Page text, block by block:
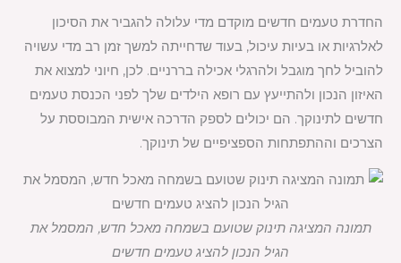
החדרת טעמים חדשים מוקדם מדי עלולה להגביר את הסיכון
לאלרגיות או בעיות עיכול, בעוד שדחייתה למשך זמן רב מדי עשויה
להוביל לחך מוגבל ולהרגלי אכילה בררניים. לכן, חיוני למצוא את
האיזון הנכון ולהתייעץ עם רופא הילדים שלך לפני הכנסת טעמים
חדשים לתינוקך. הם יכולים לספק הדרכה אישית המבוססת על
הצרכים וההתפתחות הספציפיים של תינוקך.
תמונה המציגה תינוק שטועם בשמחה מאכל חדש, המסמל את
הגיל הנכון להציג טעמים חדשים